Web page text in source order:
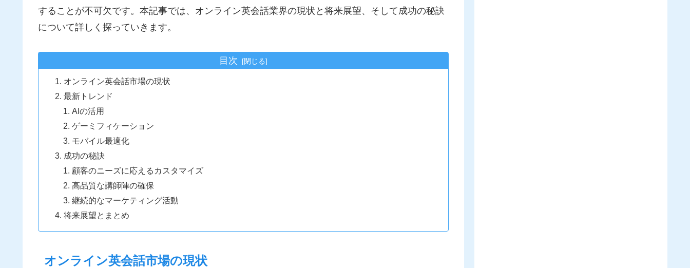
することが不可欠です。本記事では、オンライン英会話業界の現状と将来展望、そして成功の秘訣
について詳しく探っていきます。
目次
オンライン英会話市場の現状
最新トレンド
AIの活用
ゲーミフィケーション
モバイル最適化
成功の秘訣
顧客のニーズに応えるカスタマイズ
高品質な講師陣の確保
継続的なマーケティング活動
将来展望とまとめ
オンライン英会話市場の現状